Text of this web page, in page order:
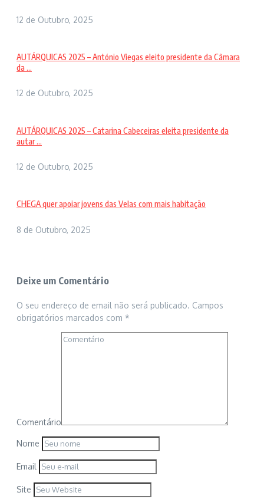
12 de Outubro, 2025
AUTÁRQUICAS 2025 – António Viegas eleito presidente da Câmara
da ...
12 de Outubro, 2025
AUTÁRQUICAS 2025 – Catarina Cabeceiras eleita presidente da
autar ...
12 de Outubro, 2025
CHEGA quer apoiar jovens das Velas com mais habitação
8 de Outubro, 2025
Deixe um Comentário
O seu endereço de email não será publicado. Campos
obrigatórios marcados com *
Comentário
Nome
Email
Site